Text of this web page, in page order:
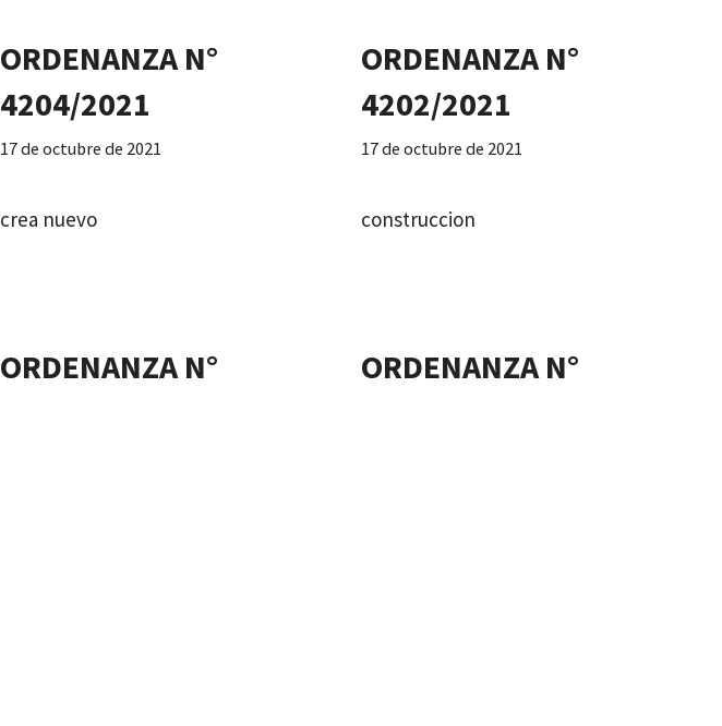
ORDENANZA N°
4204/2021
17 de octubre de 2021
crea nuevo
ORDENANZA N°
4202/2021
17 de octubre de 2021
construccion
ORDENANZA N°
ORDENANZA N°